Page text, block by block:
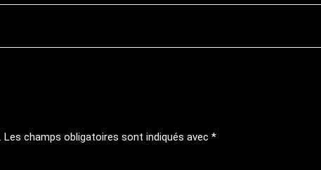
Les champs obligatoires sont indiqués avec *